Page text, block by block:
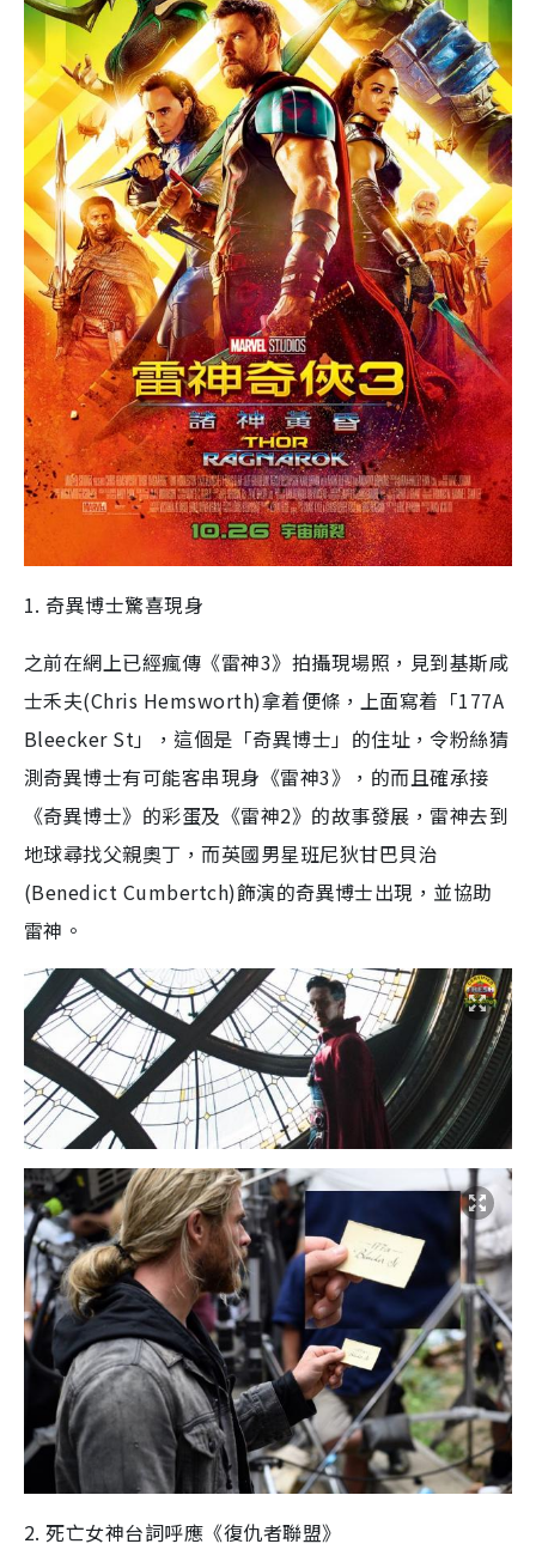
1. 奇異博士驚喜現身
之前在網上已經瘋傳《雷神3》拍攝現場照，見到基斯咸
士禾夫(Chris Hemsworth)拿着便條，上面寫着「177A
Bleecker St」，這個是「奇異博士」的住址，令粉絲猜
測奇異博士有可能客串現身《雷神3》，的而且確承接
《奇異博士》的彩蛋及《雷神2》的故事發展，雷神去到
地球尋找父親奧丁，而英國男星班尼狄甘巴貝治
(Benedict Cumbertch)飾演的奇異博士出現，並協助
雷神。
2. 死亡女神台詞呼應《復仇者聯盟》